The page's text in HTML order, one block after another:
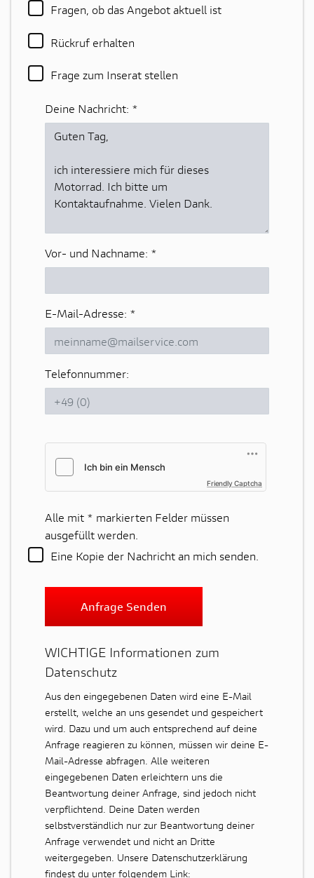
Fragen, ob das Angebot aktuell ist
Rückruf erhalten
Frage zum Inserat stellen
Deine Nachricht: *
Vor- und Nachname: *
E-Mail-Adresse: *
Telefonnummer:
Friendly Captcha
Alle mit * markierten Felder müssen
ausgefüllt werden.
Eine Kopie der Nachricht an mich senden.
Anfrage Senden
WICHTIGE Informationen zum
Datenschutz
Aus den eingegebenen Daten wird eine E-Mail
erstellt, welche an uns gesendet und gespeichert
wird. Dazu und um auch entsprechend auf deine
Anfrage reagieren zu können, müssen wir deine E-
Mail-Adresse abfragen. Alle weiteren
eingegebenen Daten erleichtern uns die
Beantwortung deiner Anfrage, sind jedoch nicht
verpflichtend. Deine Daten werden
selbstverständlich nur zur Beantwortung deiner
Anfrage verwendet und nicht an Dritte
weitergegeben. Unsere Datenschutzerklärung
findest du unter folgendem Link: